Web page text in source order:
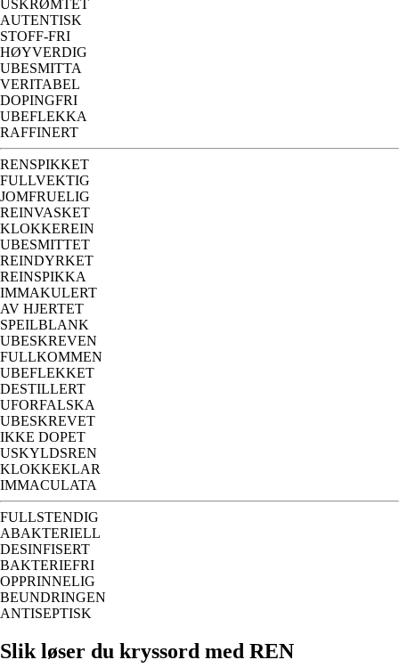
USKRØMTET
AUTENTISK
STOFF-FRI
HØYVERDIG
UBESMITTA
VERITABEL
DOPINGFRI
UBEFLEKKA
RAFFINERT
RENSPIKKET
FULLVEKTIG
JOMFRUELIG
REINVASKET
KLOKKEREIN
UBESMITTET
REINDYRKET
REINSPIKKA
IMMAKULERT
AV HJERTET
SPEILBLANK
UBESKREVEN
FULLKOMMEN
UBEFLEKKET
DESTILLERT
UFORFALSKA
UBESKREVET
IKKE DOPET
USKYLDSREN
KLOKKEKLAR
IMMACULATA
FULLSTENDIG
ABAKTERIELL
DESINFISERT
BAKTERIEFRI
OPPRINNELIG
BEUNDRINGEN
ANTISEPTISK
Slik løser du kryssord med REN